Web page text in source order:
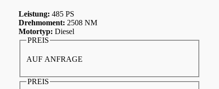
Leistung: 485 PS
Drehmoment: 2508 NM
Motortyp: Diesel
PREIS
AUF ANFRAGE
PREIS